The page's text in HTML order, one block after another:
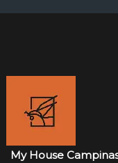
My House